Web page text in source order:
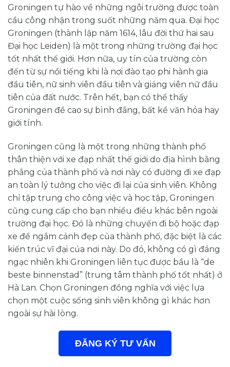
Groningen tự hào về những ngôi trường được toàn
cầu công nhận trong suốt những năm qua. Đại học
Groningen (thành lập năm 1614, lâu đời thứ hai sau
Đại học Leiden) là một trong những trường đại học
tốt nhất thế giới. Hơn nữa, uy tín của trường còn
đến từ sự nổi tiếng khi là nơi đào tạo phi hành gia
đầu tiên, nữ sinh viên đầu tiên và giảng viên nữ đầu
tiên của đất nước. Trên hết, bạn có thể thấy
Groningen đề cao sự bình đẳng, bất kể văn hóa hay
giới tính.
Groningen cũng là một trong những thành phố
thân thiện với xe đạp nhất thế giới do địa hình bằng
phẳng của thành phố và nơi này có đường đi xe đạp
an toàn lý tưởng cho việc đi lại của sinh viên. Không
chỉ tập trung cho công việc và học tập, Groningen
cũng cung cấp cho bạn nhiều điều khác bên ngoài
trường đại học. Đó là những chuyến đi bộ hoặc đạp
xe để ngắm cảnh đẹp của thành phố, đặc biệt là các
kiến trúc vĩ đại của nơi này. Do đó, không có gì đáng
ngạc nhiên khi Groningen liên tục được bầu là “de
beste binnenstad” (trung tâm thành phố tốt nhất) ở
Hà Lan. Chọn Groningen đồng nghĩa với việc lựa
chọn một cuộc sống sinh viên không gì khác hơn
ngoài sự hài lòng.
ĐĂNG KÝ TƯ VẤN